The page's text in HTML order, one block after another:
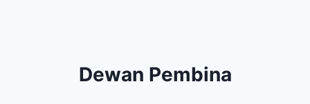
Dewan Pembina